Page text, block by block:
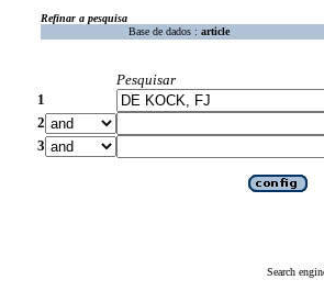
Refinar a pesquisa
Base de dados : article
Pesquisar
1
2
3
Search